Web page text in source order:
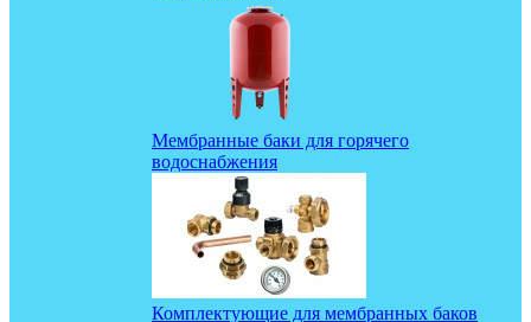
Мембранные баки для горячего
водоснабжения
Комплектующие для мембранных баков